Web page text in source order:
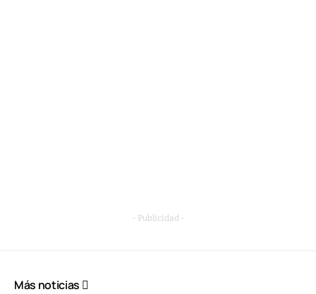
- Publicidad -
Más noticias